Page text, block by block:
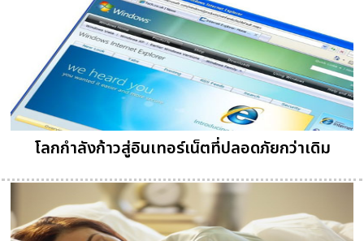
โลกกำลังก้าวสู่อินเทอร์เน็ตที่ปลอดภัยกว่าเดิม